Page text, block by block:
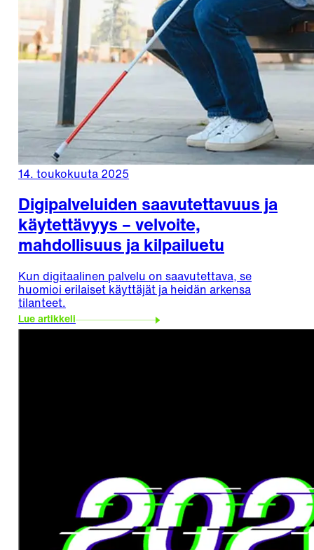
14. toukokuuta 2025
Digipalveluiden saavutettavuus ja
käytettävyys – velvoite,
mahdollisuus ja kilpailuetu
Kun digitaalinen palvelu on saavutettava, se
huomioi erilaiset käyttäjät ja heidän arkensa
tilanteet.
Lue artikkeli